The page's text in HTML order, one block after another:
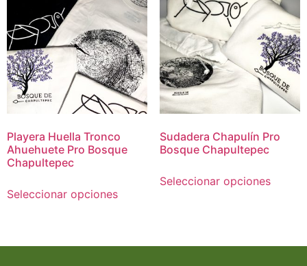
Playera Huella Tronco
Ahuehuete Pro Bosque
Chapultepec
Seleccionar opciones
Sudadera Chapulín Pro
Bosque Chapultepec
Seleccionar opciones